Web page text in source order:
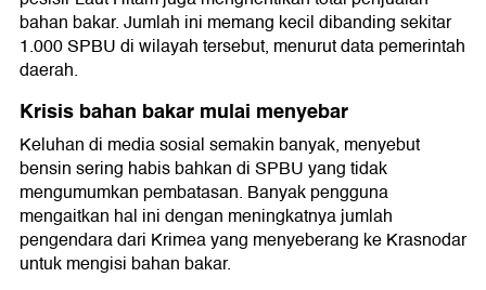
bahan bakar. Jumlah ini memang kecil dibanding sekitar
1.000 SPBU di wilayah tersebut, menurut data pemerintah
daerah.
Krisis bahan bakar mulai menyebar
Keluhan di media sosial semakin banyak, menyebut
bensin sering habis bahkan di SPBU yang tidak
mengumumkan pembatasan. Banyak pengguna
mengaitkan hal ini dengan meningkatnya jumlah
pengendara dari Krimea yang menyeberang ke Krasnodar
untuk mengisi bahan bakar.